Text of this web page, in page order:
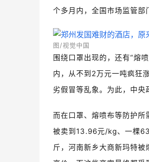
个多月内，全国市场监管部
图/视觉中国
围绕口罩出现的，还有“熔
内，从不到2万元一吨疯狂
劣假冒等乱象。为此，中央
而在口罩、熔喷布等防护
被卖到13.96元/kg、一棵
斤，河南新乡大商新玛特